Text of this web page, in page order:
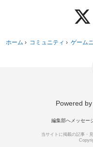
ホーム › コミュニティ › ゲーム
Powered by
編集部へメッセー
当サイトに掲載の記事・